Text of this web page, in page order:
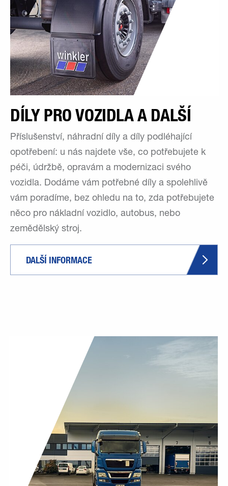
DÍLY PRO VOZIDLA A DALŠÍ
Příslušenství, náhradní díly a díly podléhající
opotřebení: u nás najdete vše, co potřebujete k
péči, údržbě, opravám a modernizaci svého
vozidla. Dodáme vám potřebné díly a spolehlivě
vám poradíme, bez ohledu na to, zda potřebujete
něco pro nákladní vozidlo, autobus, nebo
zemědělský stroj.
DALŠÍ INFORMACE